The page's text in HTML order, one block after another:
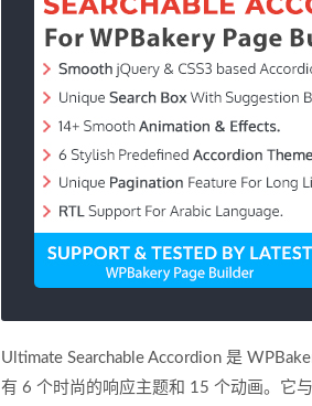
Ultimate Searchable Accordion 是
有 6 个时尚的响应主题和 15 个动画。它